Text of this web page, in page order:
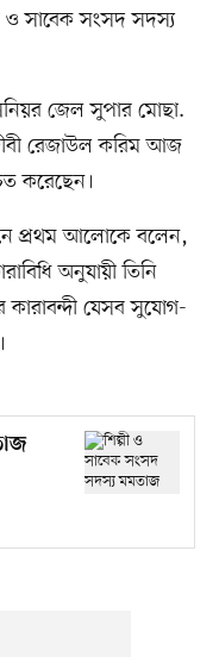
ও সাবেক সংসদ সদস্য
জেল সুপার মোছা.
রেজাউল করিম আজ
করেছেন।
প্রথম আলোকে বলেন,
অনুযায়ী তিনি
কারাবন্দী যেসব সুযোগ-